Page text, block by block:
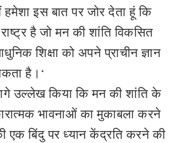
हमेशा इस बात पर जोर देता हूं कि
है जो मन की शांति विकसित
शिक्षा को अपने प्राचीन ज्ञान
है।‘
उल्लेख किया कि मन की शांति के
भावनाओं का मुकाबला करने
एक बिंदु पर ध्यान केंद्रति करने की